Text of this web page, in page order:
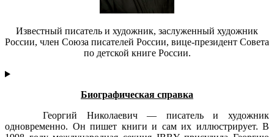
Известный писатель и художник, заcлуженный художник
России, член Союза писателей России, вице-президент Совета
по детской книге России.
Биографическая справка
Георгий Николаевич — писатель и художник
одновременно. Он пишет книги и сам их иллюстрирует. В